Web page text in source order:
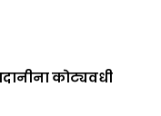
कोट्यवधी